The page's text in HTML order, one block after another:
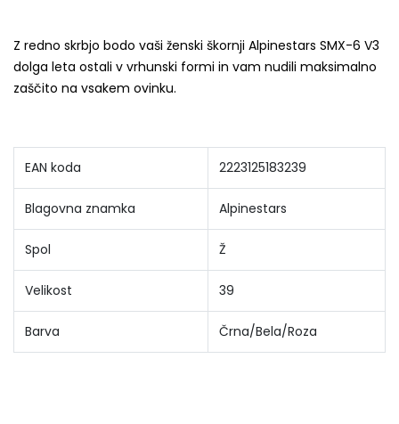
Z redno skrbjo bodo vaši ženski škornji Alpinestars SMX-6 V3
dolga leta ostali v vrhunski formi in vam nudili maksimalno
zaščito na vsakem ovinku.
EAN koda 2223125183239
Blagovna znamka Alpinestars
Spol Ž
Velikost 39
Barva Črna/Bela/Roza